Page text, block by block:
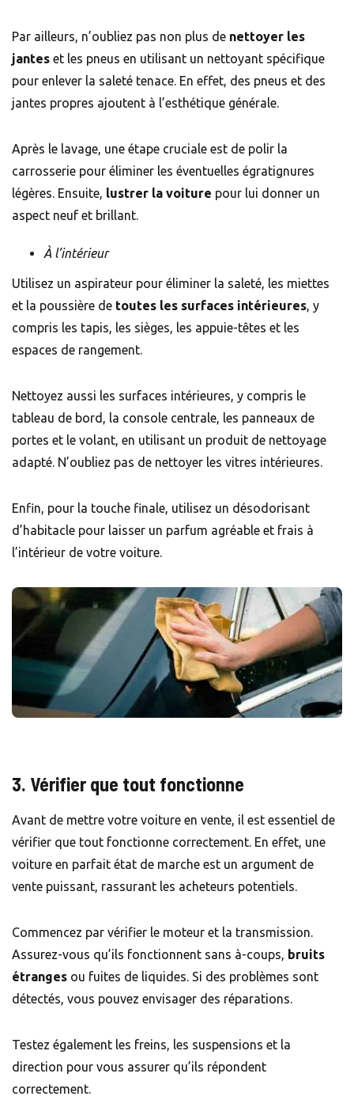
Par ailleurs, n’oubliez pas non plus de nettoyer les
jantes et les pneus en utilisant un nettoyant spécifique
pour enlever la saleté tenace. En effet, des pneus et des
jantes propres ajoutent à l’esthétique générale.
Après le lavage, une étape cruciale est de polir la
carrosserie pour éliminer les éventuelles égratignures
légères. Ensuite, lustrer la voiture pour lui donner un
aspect neuf et brillant.
À l’intérieur
Utilisez un aspirateur pour éliminer la saleté, les miettes
et la poussière de toutes les surfaces intérieures, y
compris les tapis, les sièges, les appuie-têtes et les
espaces de rangement.
Nettoyez aussi les surfaces intérieures, y compris le
tableau de bord, la console centrale, les panneaux de
portes et le volant, en utilisant un produit de nettoyage
adapté. N’oubliez pas de nettoyer les vitres intérieures.
Enfin, pour la touche finale, utilisez un désodorisant
d’habitacle pour laisser un parfum agréable et frais à
l’intérieur de votre voiture.
3. Vérifier que tout fonctionne
Avant de mettre votre voiture en vente, il est essentiel de
vérifier que tout fonctionne correctement. En effet, une
voiture en parfait état de marche est un argument de
vente puissant, rassurant les acheteurs potentiels.
Commencez par vérifier le moteur et la transmission.
Assurez-vous qu’ils fonctionnent sans à-coups, bruits
étranges ou fuites de liquides. Si des problèmes sont
détectés, vous pouvez envisager des réparations.
Testez également les freins, les suspensions et la
direction pour vous assurer qu’ils répondent
correctement.